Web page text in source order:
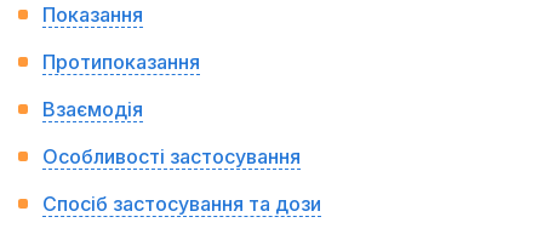
Показання
Протипоказання
Взаємодія
Особливості застосування
Спосіб застосування та дози